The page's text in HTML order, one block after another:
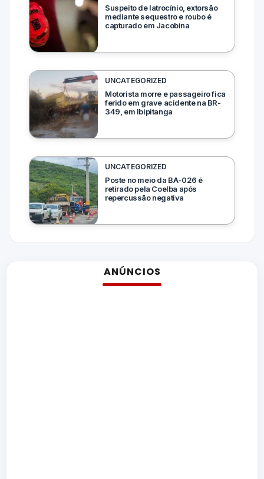
Suspeito de latrocínio, extorsão
mediante sequestro e roubo é
capturado em Jacobina
UNCATEGORIZED
Motorista morre e passageiro fica
ferido em grave acidente na BR-
349, em Ibipitanga
UNCATEGORIZED
Poste no meio da BA-026 é
retirado pela Coelba após
repercussão negativa
ANÚNCIOS